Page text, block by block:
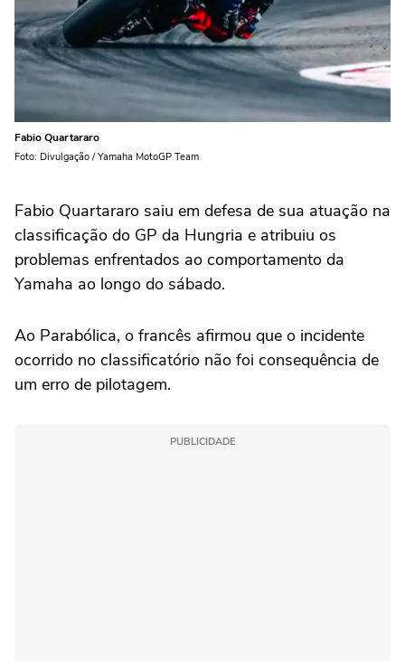
Fabio Quartararo
Foto: Divulgação / Yamaha MotoGP Team
Fabio Quartararo saiu em defesa de sua atuação na
classificação do GP da Hungria e atribuiu os
problemas enfrentados ao comportamento da
Yamaha ao longo do sábado.
Ao Parabólica, o francês afirmou que o incidente
ocorrido no classificatório não foi consequência de
um erro de pilotagem.
PUBLICIDADE